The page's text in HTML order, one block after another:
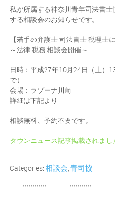
私が所属する神奈川青年司法書
する相談会のお知らせです。
【若手の弁護士 司法書士 税理士
～法律 税務 相談会開催～
日時：平成27年10月24日（土）
で）
会場：ラゾーナ川崎
詳細は下記より
相談無料、予約不要です。
タウンニュース記事掲載されまし
Categories: 相談会, 青司協